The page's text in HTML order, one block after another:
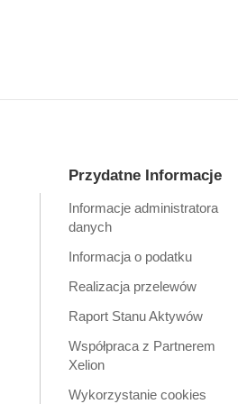
Przydatne Informacje
Informacje administratora
danych
Informacja o podatku
Realizacja przelewów
Raport Stanu Aktywów
Współpraca z Partnerem
Xelion
Wykorzystanie cookies